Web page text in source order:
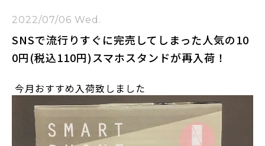
2022/07/06 Wed.
SNSで流行りすぐに完売してしまった人気の10
0円(税込110円)スマホスタンドが再入荷！
今月おすすめ入荷致しました